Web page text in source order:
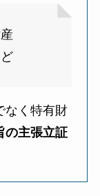
なく特有財
の主張立証